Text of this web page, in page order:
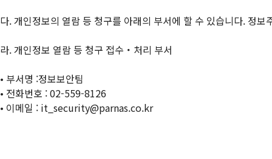
다. 개인정보의 열람 등 청구를 아래의 부서에 할 수 있습니다. 정
라. 개인정보 열람 등 청구 접수・처리 부서
• 부서명 :정보보안팀
• 전화번호 : 02-559-8126
• 이메일 : it_security@parnas.co.kr